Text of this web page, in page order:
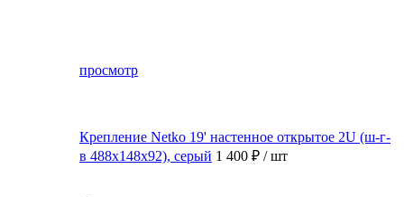
просмотр
Крепление Netko 19' настенное открытое 2U (ш-г-
в 488х148х92), серый 1 400 ₽ / шт